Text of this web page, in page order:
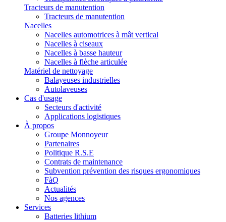
Tracteurs de manutention
Tracteurs de manutention
Nacelles
Nacelles automotrices à mât vertical
Nacelles à ciseaux
Nacelles à basse hauteur
Nacelles à flèche articulée
Matériel de nettoyage
Balayeuses industrielles
Autolaveuses
Cas d'usage
Secteurs d'activité
Applications logistiques
À propos
Groupe Monnoyeur
Partenaires
Politique R.S.E
Contrats de maintenance
Subvention prévention des risques ergonomiques
FàQ
Actualités
Nos agences
Services
Batteries lithium